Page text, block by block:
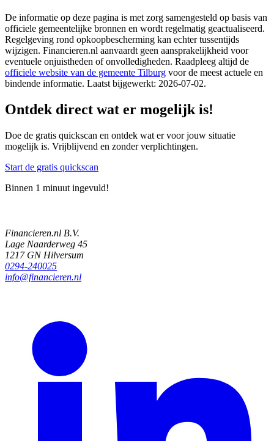
De informatie op deze pagina is met zorg samengesteld op basis van
officiele gemeentelijke bronnen en wordt regelmatig geactualiseerd.
Regelgeving rond opkoopbescherming kan echter tussentijds
wijzigen. Financieren.nl aanvaardt geen aansprakelijkheid voor
eventuele onjuistheden of onvolledigheden. Raadpleeg altijd de
officiele website van de gemeente Tilburg voor de meest actuele en
bindende informatie. Laatst bijgewerkt: 2026-07-02.
Ontdek direct wat er mogelijk is!
Doe de gratis quickscan en ontdek wat er voor jouw situatie
mogelijk is. Vrijblijvend en zonder verplichtingen.
Start de gratis quickscan
Binnen 1 minuut ingevuld!
Financieren.nl B.V.
Lage Naarderweg 45
1217 GN Hilversum
0294-240025
info@financieren.nl